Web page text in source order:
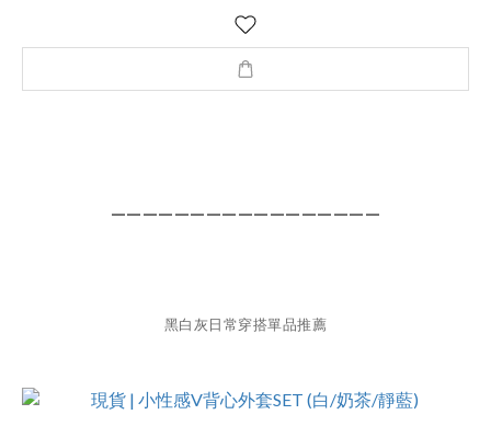
—————————————————
黑白灰日常穿搭單品推薦